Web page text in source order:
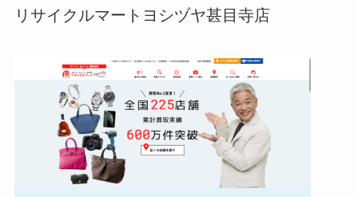
リサイクルマートヨシヅヤ甚目寺店